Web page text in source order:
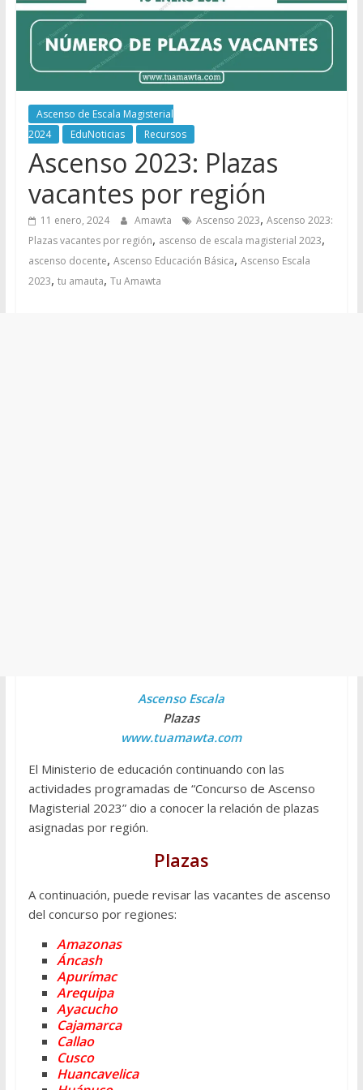
Ascenso de Escala Magisterial
2024
EduNoticias Recursos
Ascenso 2023: Plazas
vacantes por región
11 enero, 2024 Amawta Ascenso 2023, Ascenso 2023:
Plazas vacantes por región, ascenso de escala magisterial 2023,
ascenso docente, Ascenso Educación Básica, Ascenso Escala
2023, tu amauta, Tu Amawta
Ascenso Escala
Plazas
www.tuamawta.com
El Ministerio de educación continuando con las
actividades programadas de “Concurso de Ascenso
Magisterial 2023” dio a conocer la relación de plazas
asignadas por región.
Plazas
A continuación, puede revisar las vacantes de ascenso
del concurso por regiones:
Amazonas
Áncash
Apurímac
Arequipa
Ayacucho
Cajamarca
Callao
Cusco
Huancavelica